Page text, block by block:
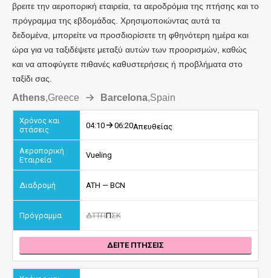
βρειτε την αεροπορική εταιρεία, τα αεροδρόμια της πτήσης και το
πρόγραμμα της εβδομάδας. Χρησιμοποιώντας αυτά τα
δεδομένα, μπορείτε να προσδιορίσετε τη φθηνότερη ημέρα και
ώρα για να ταξιδέψετε μεταξύ αυτών των προορισμών, καθώς
και να αποφύγετε πιθανές καθυστερήσεις ή προβλήματα στο
ταξίδι σας.
Athens,Greece Barcelona,Spain
04:10 06:20Απευθείας
Vueling
ATH — BCN
ΔΤΤΠΠΣΚ
ΔΕΙΤΕ ΠΤΗΣΕΙΣ